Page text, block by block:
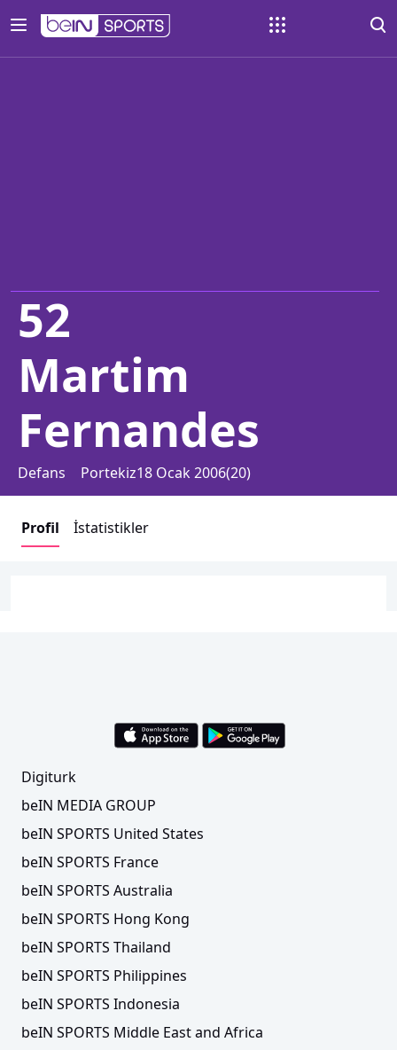
52
Martim
Fernandes
Defans Portekiz18 Ocak 2006(20)
Profil İstatistikler
Digiturk
beIN MEDIA GROUP
beIN SPORTS United States
beIN SPORTS France
beIN SPORTS Australia
beIN SPORTS Hong Kong
beIN SPORTS Thailand
beIN SPORTS Philippines
beIN SPORTS Indonesia
beIN SPORTS Middle East and Africa